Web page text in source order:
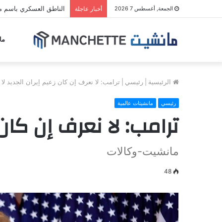
الجمعة, أغسطس 7 2026 أخبار عاجلة الناطق العسكري باسم
الرئيسية رئيسي ترامب: لا نعرف إن كان زعيم إيران الجديد لا
رئيسي مانشيتات عالمية
ترامب: لا نعرف إن كان
مانشيت-وكالات
48